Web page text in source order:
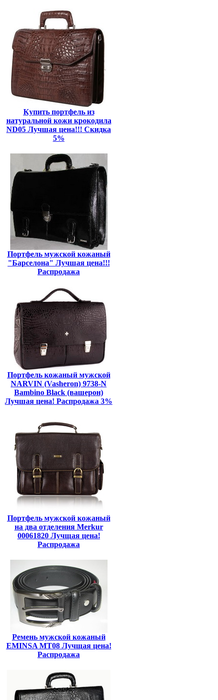
Купить портфель из
натуральной кожи крокодила
ND05 Лучшая цена!!! Скидка
5%
Портфель мужской кожаный
"Барселона" Лучшая цена!!!
Распродажа
Портфель кожаный мужской
NARVIN (Vasheron) 9738-N
Bambino Black (вашерон)
Лучшая цена! Распродажа 3%
Портфель мужской кожаный
на два отделения Merkur
00061820 Лучщая цена!
Распродажа
Ремень мужской кожаный
EMINSA MT08 Лучщая цена!
Распродажа